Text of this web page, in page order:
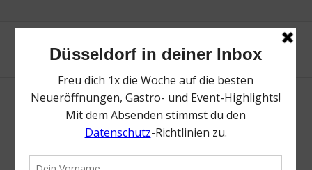
Sugarbird Cupcakes | Unsere
Düsseldorf | Foto: Sugarbird Cupcakes